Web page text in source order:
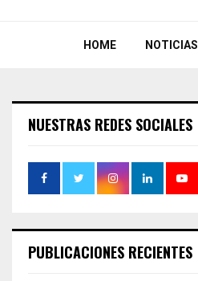
HOME NOTICIAS
NUESTRAS REDES SOCIALES
PUBLICACIONES RECIENTES